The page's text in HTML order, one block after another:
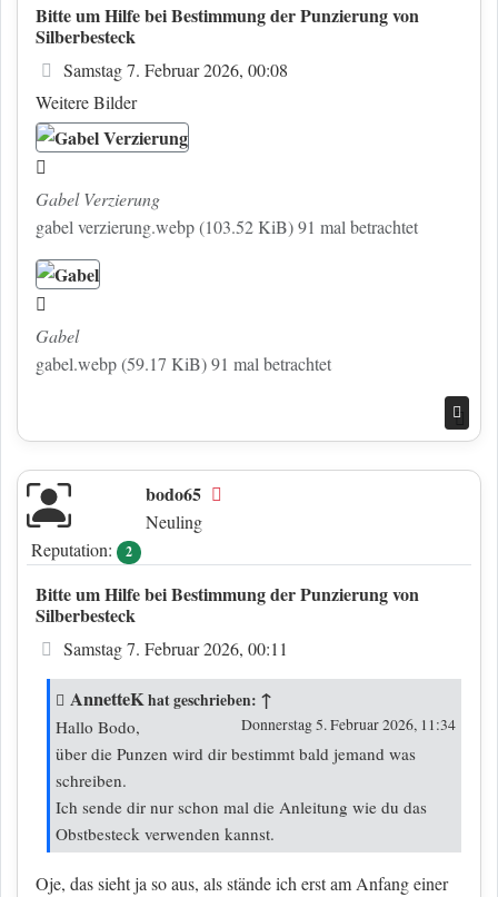
Bitte um Hilfe bei Bestimmung der Punzierung von
Silberbesteck
Beitrag
Samstag 7. Februar 2026, 00:08
Weitere Bilder
Gabel Verzierung
gabel verzierung.webp (103.52 KiB) 91 mal betrachtet
Gabel
gabel.webp (59.17 KiB) 91 mal betrachtet
bodo65
Neuling
Reputation:
2
Bitte um Hilfe bei Bestimmung der Punzierung von
Silberbesteck
Beitrag
Samstag 7. Februar 2026, 00:11
AnnetteKhat geschrieben: ↑
Donnerstag 5. Februar 2026, 11:34
Hallo Bodo,
über die Punzen wird dir bestimmt bald jemand was
schreiben.
Ich sende dir nur schon mal die Anleitung wie du das
Obstbesteck verwenden kannst.
Oje, das sieht ja so aus, als stände ich erst am Anfang einer